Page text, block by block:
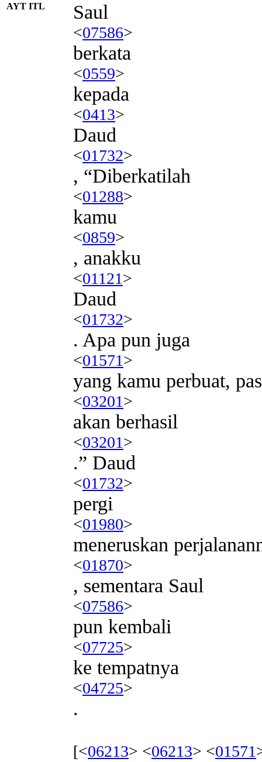
AYT ITL Saul
<07586>
berkata
<0559>
kepada
<0413>
Daud
<01732>
, “Diberkatilah
<01288>
kamu
<0859>
, anakku
<01121>
Daud
<01732>
. Apa pun juga
<01571>
yang kamu perbuat,
<03201>
akan berhasil
<03201>
.” Daud
<01732>
pergi
<01980>
meneruskan
<01870>
, sementara Saul
<07586>
pun kembali
<07725>
ke tempatnya
<04725>
.
[<06213> <06213> <01571